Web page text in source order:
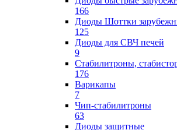
166
Диоды Шоттки
125
Диоды для СВЧ печей
9
Стабилитроны,
176
Варикапы
7
Чип-стабилитроны
63
Диоды защитные